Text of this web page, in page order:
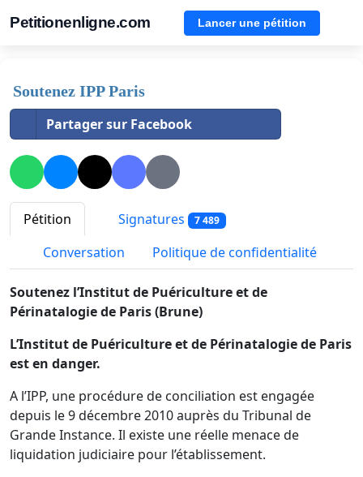
Petitionenligne.com Lancer une pétition
Soutenez IPP Paris
Partager sur Facebook
Pétition Signatures 7 489
Conversation Politique de confidentialité
Soutenez l’Institut de Puériculture et de
Périnatalogie de Paris (Brune)
L’Institut de Puériculture et de Périnatalogie de Paris
est en danger.
A l’IPP, une procédure de conciliation est engagée
depuis le 9 décembre 2010 auprès du Tribunal de
Grande Instance. Il existe une réelle menace de
liquidation judiciaire pour l’établissement.